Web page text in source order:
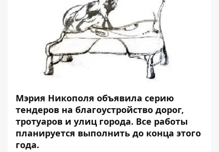
Мэрия Никополя объявила серию
тендеров на благоустройство дорог,
тротуаров и улиц города. Все работы
планируется выполнить до конца этого
года.